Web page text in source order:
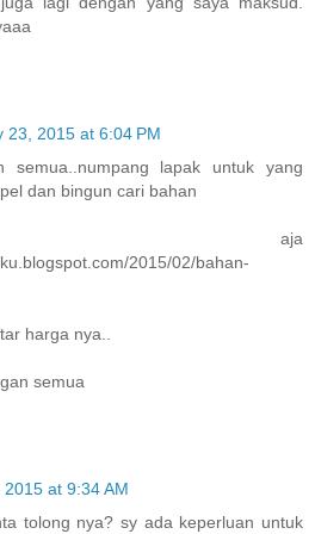
23, 2015 at 6:04 PM
semua..numpang lapak untuk yang
dan bingun cari bahan
aja
2015/02/bahan-
harga nya..
semua
at 9:34 AM
tolong nya? sy ada keperluan untuk